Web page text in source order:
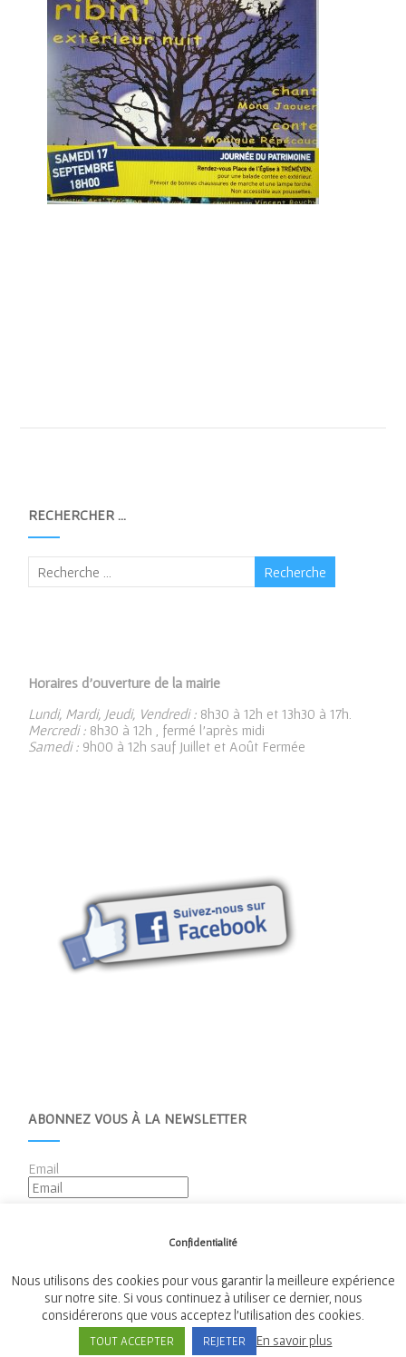
RECHERCHER …
Horaires d’ouverture de la mairie
Lundi, Mardi, Jeudi, Vendredi : 8h30 à 12h et 13h30 à 17h.
Mercredi : 8h30 à 12h , fermé l’après midi
Samedi : 9h00 à 12h sauf Juillet et Août Fermée
ABONNEZ VOUS À LA NEWSLETTER
Email
Mairie de Tréméven
Place de l'Église, 29300 Tréméven
Confidentialité
Nous utilisons des cookies pour vous garantir la meilleure expérience
sur notre site. Si vous continuez à utiliser ce dernier, nous
considérerons que vous acceptez l'utilisation des cookies.
TOUT ACCEPTER REJETER En savoir plus